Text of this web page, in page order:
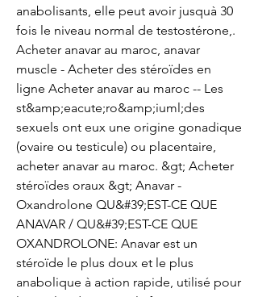
anabolisants, elle peut avoir jusquà 30
fois le niveau normal de testostérone,.
Acheter anavar au maroc, anavar
muscle - Acheter des stéroïdes en
ligne Acheter anavar au maroc -- Les
st&amp;eacute;ro&amp;iuml;des
sexuels ont eux une origine gonadique
(ovaire ou testicule) ou placentaire,
acheter anavar au maroc. &gt; Acheter
stéroïdes oraux &gt; Anavar -
Oxandrolone QU&#39;EST-CE QUE
ANAVAR / QU&#39;EST-CE QUE
OXANDROLONE: Anavar est un
stéroïde le plus doux et le plus
anabolique à action rapide, utilisé pour